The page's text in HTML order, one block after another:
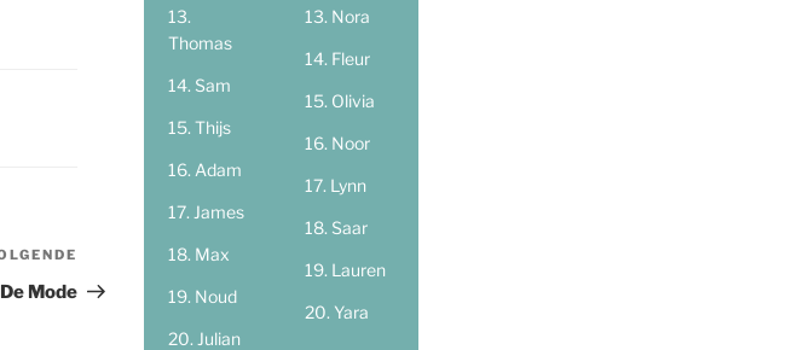
bericht
Mode
Thomas
Sam
Thijs
Adam
James
Max
Noud
Julian
Nora
Fleur
Olivia
Noor
Lynn
Saar
Lauren
Yara